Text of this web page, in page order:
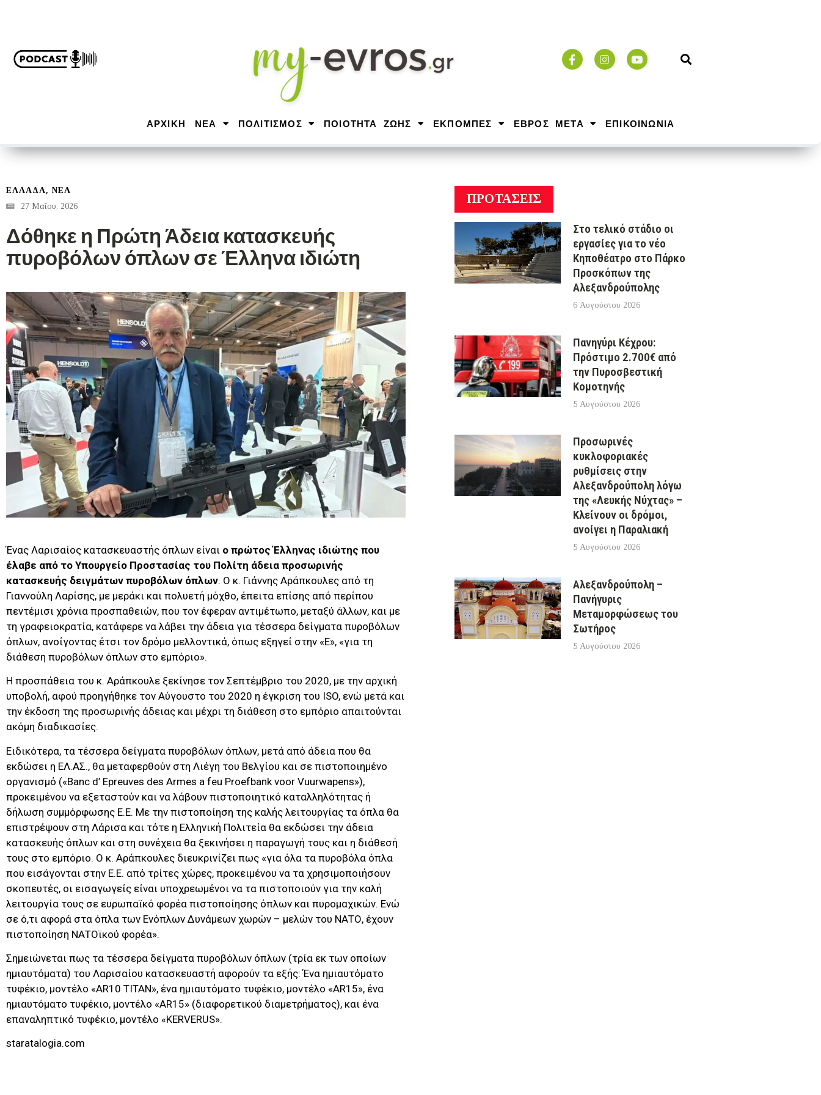
ΑΡΧΙΚΉ ΝΕΑ ΠΟΛΙΤΙΣΜΟΣ ΠΟΙΟΤΗΤΑ ΖΩΗΣ ΕΚΠΟΜΠΕΣ ΕΒΡΟΣ ΜΕΤΑ ΕΠΙΚΟΙΝΩΝΙΑ
ΕΛΛΑΔΑ, ΝΕΑ
27 Μαΐου, 2026
Δόθηκε η Πρώτη Άδεια κατασκευής
πυροβόλων όπλων σε Έλληνα ιδιώτη
Ένας Λαρισαίος κατασκευαστής όπλων είναι ο πρώτος Έλληνας ιδιώτης που
έλαβε από το Υπουργείο Προστασίας του Πολίτη άδεια προσωρινής
κατασκευής δειγμάτων πυροβόλων όπλων. Ο κ. Γιάννης Αράπκουλες από τη
Γιαννούλη Λαρίσης, με μεράκι και πολυετή μόχθο, έπειτα επίσης από περίπου
πεντέμισι χρόνια προσπαθειών, που τον έφεραν αντιμέτωπο, μεταξύ άλλων, και με
τη γραφειοκρατία, κατάφερε να λάβει την άδεια για τέσσερα δείγματα πυροβόλων
όπλων, ανοίγοντας έτσι τον δρόμο μελλοντικά, όπως εξηγεί στην «Ε», «για τη
διάθεση πυροβόλων όπλων στο εμπόριο».
Η προσπάθεια του κ. Αράπκουλε ξεκίνησε τον Σεπτέμβριο του 2020, με την αρχική
υποβολή, αφού προηγήθηκε τον Αύγουστο του 2020 η έγκριση του ISO, ενώ μετά και
την έκδοση της προσωρινής άδειας και μέχρι τη διάθεση στο εμπόριο απαιτούνται
ακόμη διαδικασίες.
Ειδικότερα, τα τέσσερα δείγματα πυροβόλων όπλων, μετά από άδεια που θα
εκδώσει η ΕΛ.ΑΣ., θα μεταφερθούν στη Λιέγη του Βελγίου και σε πιστοποιημένο
οργανισμό («Banc d’ Epreuves des Armes a feu Proefbank voor Vuurwapens»),
προκειμένου να εξεταστούν και να λάβουν πιστοποιητικό καταλληλότητας ή
δήλωση συμμόρφωσης Ε.Ε. Με την πιστοποίηση της καλής λειτουργίας τα όπλα θα
επιστρέψουν στη Λάρισα και τότε η Ελληνική Πολιτεία θα εκδώσει την άδεια
κατασκευής όπλων και στη συνέχεια θα ξεκινήσει η παραγωγή τους και η διάθεσή
τους στο εμπόριο. Ο κ. Αράπκουλες διευκρινίζει πως «για όλα τα πυροβόλα όπλα
που εισάγονται στην Ε.Ε. από τρίτες χώρες, προκειμένου να τα χρησιμοποιήσουν
σκοπευτές, οι εισαγωγείς είναι υποχρεωμένοι να τα πιστοποιούν για την καλή
λειτουργία τους σε ευρωπαϊκό φορέα πιστοποίησης όπλων και πυρομαχικών. Ενώ
σε ό,τι αφορά στα όπλα των Ενόπλων Δυνάμεων χωρών – μελών του ΝΑΤΟ, έχουν
πιστοποίηση ΝΑΤΟϊκού φορέα».
Σημειώνεται πως τα τέσσερα δείγματα πυροβόλων όπλων (τρία εκ των οποίων
ημιαυτόματα) του Λαρισαίου κατασκευαστή αφορούν τα εξής: Ένα ημιαυτόματο
τυφέκιο, μοντέλο «AR10 ΤΙΤΑΝ», ένα ημιαυτόματο τυφέκιο, μοντέλο «AR15», ένα
ημιαυτόματο τυφέκιο, μοντέλο «AR15» (διαφορετικού διαμετρήματος), και ένα
επαναληπτικό τυφέκιο, μοντέλο «KERVERUS».
staratalogia.com
ΠΡΟΤΑΣΕΙΣ
Στο τελικό στάδιο οι
εργασίες για το νέο
Κηποθέατρο στο Πάρκο
Προσκόπων της
Αλεξανδρούπολης
6 Αυγούστου 2026
Πανηγύρι Κέχρου:
Πρόστιμο 2.700€ από
την Πυροσβεστική
Κομοτηνής
5 Αυγούστου 2026
Προσωρινές
κυκλοφοριακές
ρυθμίσεις στην
Αλεξανδρούπολη λόγω
της «Λευκής Νύχτας» –
Κλείνουν οι δρόμοι,
ανοίγει η Παραλιακή
5 Αυγούστου 2026
Αλεξανδρούπολη –
Πανήγυρις
Μεταμορφώσεως του
Σωτήρος
5 Αυγούστου 2026